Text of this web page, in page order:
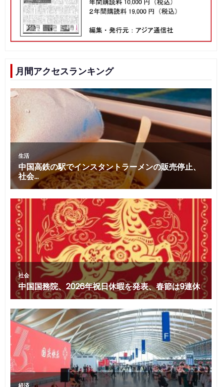
月間アクセスランキング